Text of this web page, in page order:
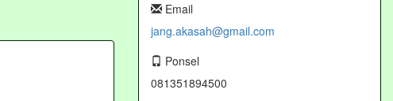
Email
jang.akasah@gmail.com
Ponsel
081351894500